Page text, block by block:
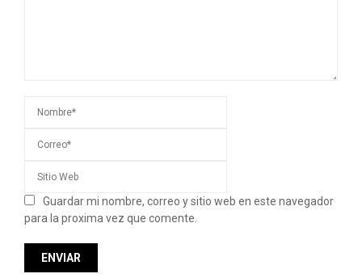
Guardar mi nombre, correo y sitio web en este navegador
para la proxima vez que comente.